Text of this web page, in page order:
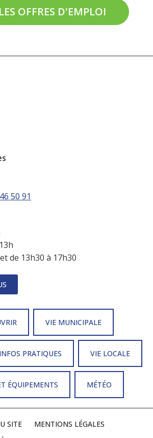
OFFRES D'EMPLOI
50 91
de 13h30 à 17h30
VIE MUNICIPALE
PRATIQUES VIE LOCALE
ÉQUIPEMENTS MÉTÉO
SITE
MENTIONS LÉGALES